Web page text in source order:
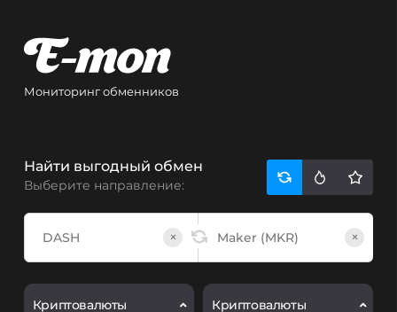
Мониторинг обменников
Найти выгодный обмен
Выберите направление:
× ×
Криптовалюты Криптовалюты